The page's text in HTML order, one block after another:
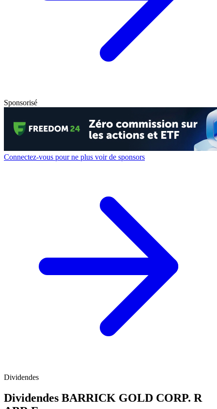
Sponsorisé
Connectez-vous pour ne plus voir de sponsors
Dividendes
Dividendes BARRICK GOLD CORP. R